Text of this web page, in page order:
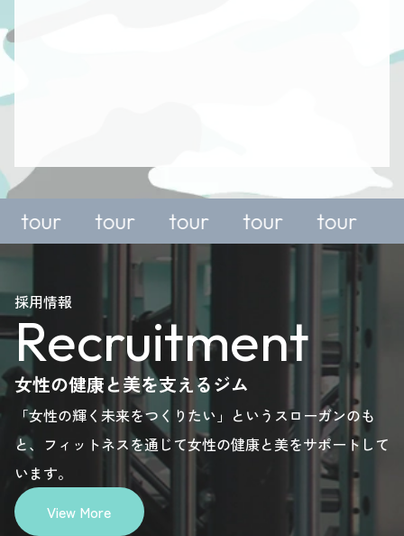
trial or
tour
please
here.
tour
enquiry,
please
here.
trial or
tour
enquiry,
please
here.
trial or
tour
here.
採用情報
Recruitment
女性の健康と美を支えるジム
「女性の輝く未来をつくりたい」というスローガンのも
と、フィットネスを通じて女性の健康と美をサポートして
います。
View More